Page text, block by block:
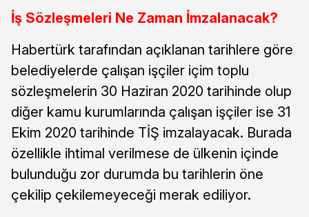
İş Sözleşmeleri Ne Zaman İmzalanacak?
Habertürk tarafından açıklanan tarihlere göre
belediyelerde çalışan işçiler içim toplu
sözleşmelerin 30 Haziran 2020 tarihinde olup
diğer kamu kurumlarında çalışan işçiler ise 31
Ekim 2020 tarihinde TİŞ imzalayacak. Burada
özellikle ihtimal verilmese de ülkenin içinde
bulunduğu zor durumda bu tarihlerin öne
çekilip çekilemeyeceği merak ediliyor.